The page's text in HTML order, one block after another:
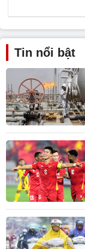
Tin nổi bật